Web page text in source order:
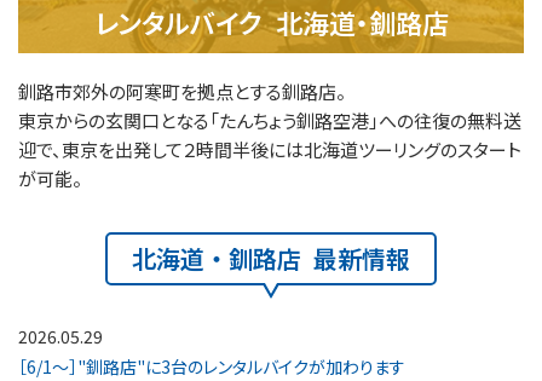
レンタルバイク 北海道・釧路店
釧路市郊外の阿寒町を拠点とする釧路店。
東京からの玄関口となる「たんちょう釧路空港」への往復の無料送
迎で、東京を出発して２時間半後には北海道ツーリングのスタート
が可能。
北海道・釧路店 最新情報
2026.05.29
［6/1～］"釧路店"に3台のレンタルバイクが加わります